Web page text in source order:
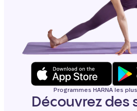
Programmes HARNA les
Découvrez des